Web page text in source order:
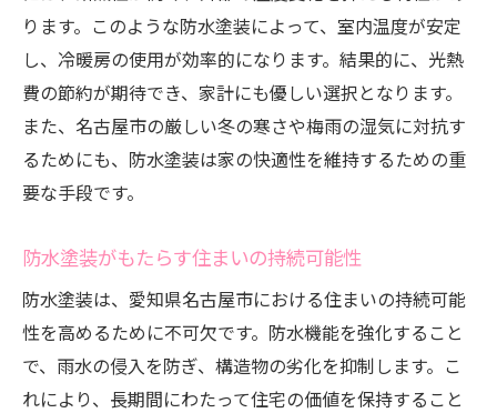
ります。このような防水塗装によって、室内温度が安定
し、冷暖房の使用が効率的になります。結果的に、光熱
費の節約が期待でき、家計にも優しい選択となります。
また、名古屋市の厳しい冬の寒さや梅雨の湿気に対抗す
るためにも、防水塗装は家の快適性を維持するための重
要な手段です。
防水塗装がもたらす住まいの持続可能性
防水塗装は、愛知県名古屋市における住まいの持続可能
性を高めるために不可欠です。防水機能を強化すること
で、雨水の侵入を防ぎ、構造物の劣化を抑制します。こ
れにより、長期間にわたって住宅の価値を保持すること